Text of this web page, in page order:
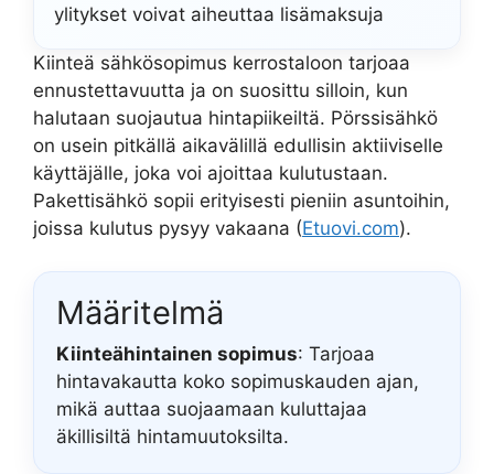
ylitykset voivat aiheuttaa lisämaksuja
Kiinteä sähkösopimus kerrostaloon tarjoaa
ennustettavuutta ja on suosittu silloin, kun
halutaan suojautua hintapiikeiltä. Pörssisähkö
on usein pitkällä aikavälillä edullisin aktiiviselle
käyttäjälle, joka voi ajoittaa kulutustaan.
Pakettisähkö sopii erityisesti pieniin asuntoihin,
joissa kulutus pysyy vakaana (Etuovi.com).
Määritelmä
Kiinteähintainen sopimus: Tarjoaa
hintavakautta koko sopimuskauden ajan,
mikä auttaa suojaamaan kuluttajaa
äkillisiltä hintamuutoksilta.